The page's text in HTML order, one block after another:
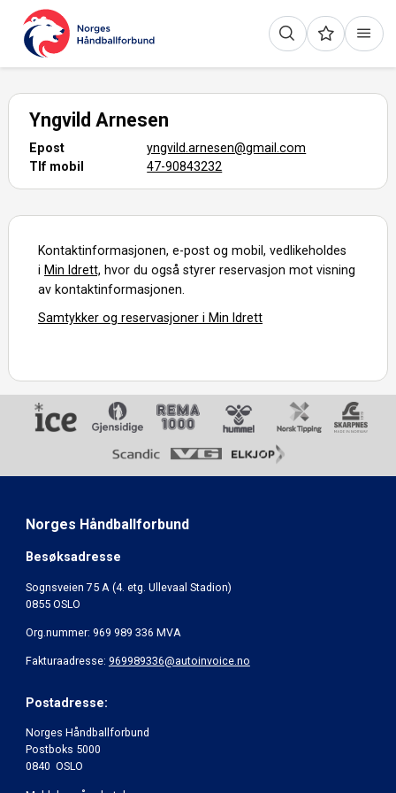
Yngvild Arnesen
Epost
yngvild.arnesen@gmail.com
Tlf mobil
47-90843232
Kontaktinformasjonen, e-post og mobil, vedlikeholdes
i Min Idrett, hvor du også styrer reservasjon mot visning
av kontaktinformasjonen.
Samtykker og reservasjoner i Min Idrett
Norges Håndballforbund
Besøksadresse
Sognsveien 75 A (4. etg. Ullevaal Stadion)
0855 OSLO
Org.nummer: 969 989 336 MVA
Fakturaadresse: 969989336@autoinvoice.no
Postadresse:
Norges Håndballforbund
Postboks 5000
0840 OSLO